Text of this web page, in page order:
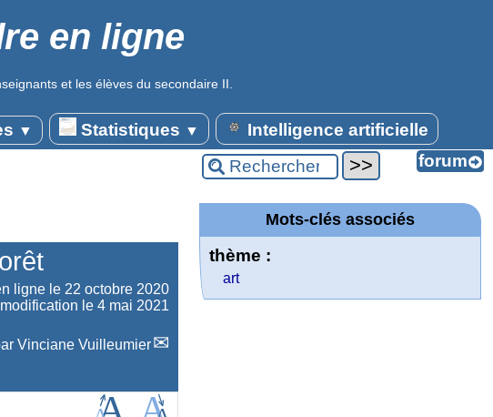
en ligne
et les élèves du secondaire II.
▼ Statistiques ▼ Intelligence artificielle
ligne le 22 octobre 2020
le 4 mai 2021
Vinciane Vuilleumier
Mots-clés associés
thème :
art